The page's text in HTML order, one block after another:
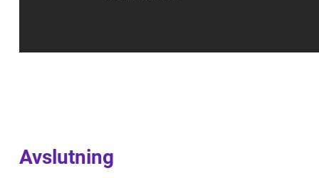
Avslutning